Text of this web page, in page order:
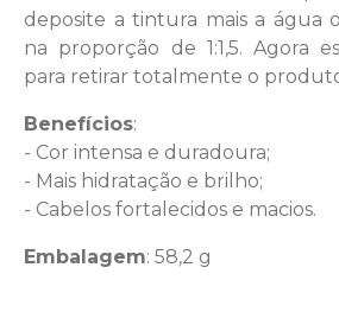
deposite a tintura mais a água
na proporção de 1:1,5. Agora
para retirar totalmente o
Benefícios:
- Cor intensa e duradoura;
- Mais hidratação e brilho;
- Cabelos fortalecidos e macios.
Embalagem: 58,2 g